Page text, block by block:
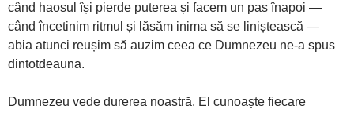
când haosul își pierde puterea și facem un pas înapoi —
când încetinim ritmul și lăsăm inima să se liniștească —
abia atunci reușim să auzim ceea ce Dumnezeu ne-a spus
dintotdeauna.
Dumnezeu vede durerea noastră. El cunoaște fiecare